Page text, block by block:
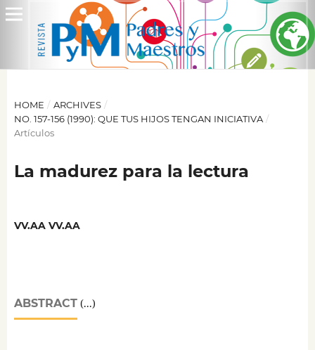
HOME / ARCHIVES /
NO. 157-156 (1990): QUE TUS HIJOS TENGAN INICIATIVA /
Artículos
La madurez para la lectura
VV.AA VV.AA
ABSTRACT(...)